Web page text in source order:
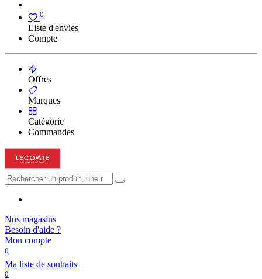
0
Liste d'envies
Compte
Offres
Marques
Catégorie
Commandes
Nos magasins
Besoin d'aide ?
Mon compte
0
Ma liste de souhaits
0